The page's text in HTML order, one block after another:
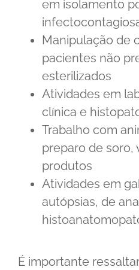
em isolamento
Manipulação de
pacientes não
esterilizados
Atividades em
clínica e
Trabalho com
preparo de soro,
produtos
Atividades em
autópsias, de
É importante